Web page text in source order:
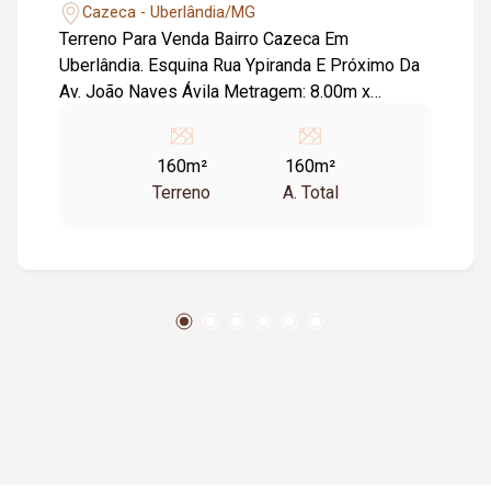
Cazeca - Uberlândia/MG
Terreno Para Venda Bairro Cazeca Em
Uberlândia. Esquina Rua Ypiranda E Próximo Da
Av. João Naves Ávila Metragem: 8.00m x
160m²
Terreno
160m²
A. Total